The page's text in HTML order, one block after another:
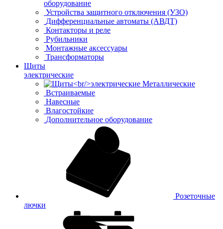
оборудование
Устройства защитного отключения (УЗО)
Дифференциальные автоматы (АВДТ)
Контакторы и реле
Рубильники
Монтажные аксессуары
Трансформаторы
Щиты
электрические
Металлические
Встраиваемые
Навесные
Влагостойкие
Дополнительное оборудование
Розеточные
лючки